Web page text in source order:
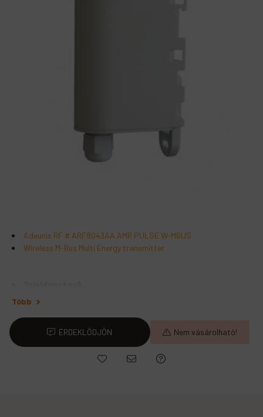
Adeunis RF # ARF8043AA AMR PULSE W-MBUS
Wireless M-Bus Multi Energy transmitter
Firmware
Wireless M-Bus módok: T, R, S, C
Átviteli ciklus: 10sec, 10mn, 1h or 12h
ÉRDEKLŐDJÖN Nem vásárolható!